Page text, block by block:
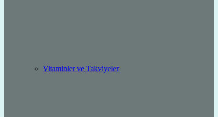
Vitaminler ve Takviyeler